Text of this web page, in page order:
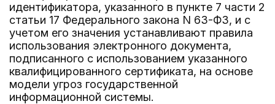
идентификатора, указанного в пункте 7 части 2
статьи 17 Федерального закона N 63-ФЗ, и с
учетом его значения устанавливают правила
использования электронного документа,
подписанного с использованием указанного
квалифицированного сертификата, на основе
модели угроз государственной
информационной системы.